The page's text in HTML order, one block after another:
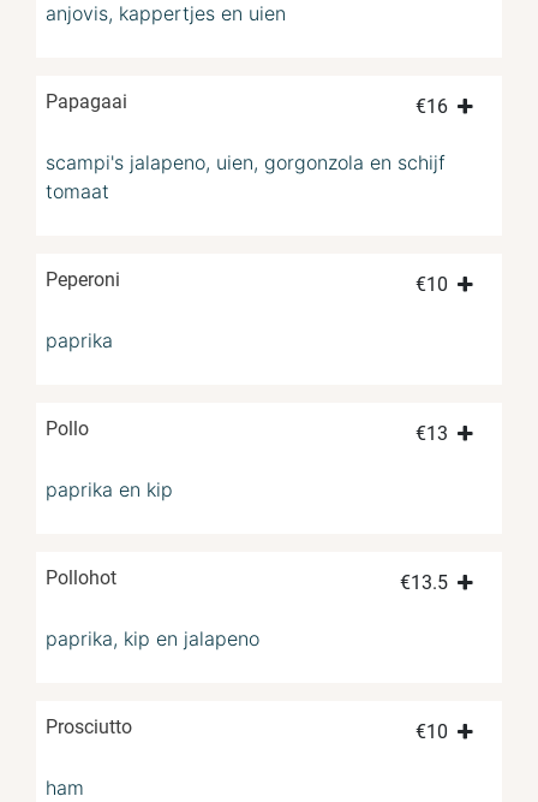
anjovis, kappertjes en uien
Papagaai €16
scampi's jalapeno, uien, gorgonzola en schijf
tomaat
Peperoni €10
paprika
Pollo €13
paprika en kip
Pollohot €13.5
paprika, kip en jalapeno
Prosciutto €10
ham